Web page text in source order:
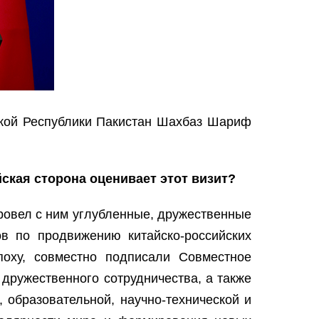
Республики Пакистан Шахбаз Шариф
сторона оценивает этот визит?
с ним углубленные, дружественные
продвижению китайско-российских
совместно подписали Совместное
сотрудничества, а также
научно-технической и